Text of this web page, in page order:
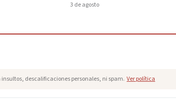
3 de agosto
descalificaciones personales, ni spam. Ver política